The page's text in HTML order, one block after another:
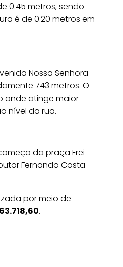
0.45 metros, sendo
é de 0.20 metros em
Nossa Senhora
743 metros. O
onde atinge maior
nível da rua.
da praça Frei
Fernando Costa
por meio de
.